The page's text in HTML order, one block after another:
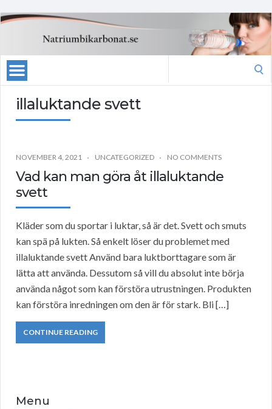
illaluktande svett
NOVEMBER 4, 2021 UNCATEGORIZED NO COMMENTS
Vad kan man göra åt illaluktande
svett
Kläder som du sportar i luktar, så är det. Svett och smuts
kan spä på lukten. Så enkelt löser du problemet med
illaluktande svett Använd bara luktborttagare som är
lätta att använda. Dessutom så vill du absolut inte börja
använda något som kan förstöra utrustningen. Produkten
kan förstöra inredningen om den är för stark. Bli […]
CONTINUE READING
Menu